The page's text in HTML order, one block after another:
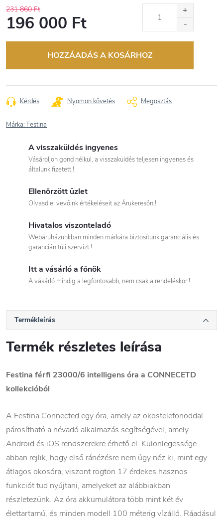
231 860 Ft
196 000 Ft
HOZZÁADÁS A KOSÁRHOZ
Kérdés Nyomon követés Megosztás
Márka: Festina
A visszaküldés ingyenes
Vásároljon gond nélkül, a visszaküldés teljesen ingyenes és
általunk fizetett !
Ellenőrzött üzlet
Olvasd el vevőink értékeléseit az Árukeresőn !
Hivatalos viszonteladó
Webáruházunkban minden márkára biztosítunk garanciális és
garancián túli szervizt !
Itt a vásárló a főnök
A vásárló mindig a legfontosabb, nem csak a rendeléskor !
Termékleírás
Termék részletes leírása
Festina férfi 23000/6 intelligens óra a CONNECETD
kollekcióból
A Festina Connected egy óra, amely az okostelefonoddal
párosítható a névadó alkalmazás segítségével, amely
Android és iOS rendszerekre érhető el. Különlegessége
abban rejlik, hogy első ránézésre nem úgy néz ki, mint egy
átlagos okosóra, viszont rögtön 17 érdekes hasznos
funkciót tud nyújtani, amelyeket az alábbiakban
részletezünk. Az óra akkumulátora több mint két év
élettartamú, és minden modell 100 méterig vízálló. Ráadásul